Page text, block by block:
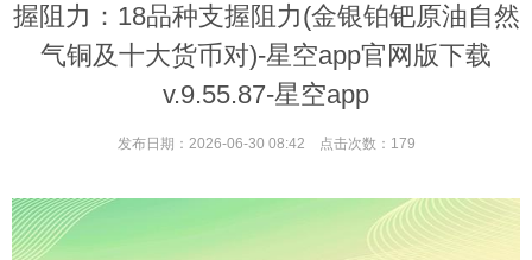
握阻力：18品种支握阻力(金银铂钯原油自然
气铜及十大货币对)-星空app官网版下载
v.9.55.87-星空app
发布日期：2026-06-30 08:42 点击次数：179